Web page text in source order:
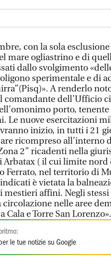
con la sola
mare ogliastrino e di
dallo svolgimento
sperimentale e di
A renderlo
comandante dell’Ufficio
porto, tenente
Le nuove esercitazioni
inizio, in tutti i 21
ricompreso all’interno
2” ricadenti nella
( il cui limite nord
Ferrato, nel territorio di
è vietata la
mestieri affini. Negli
nelle aree
Cala e Torre San Lorenzo».
le tue notizie su Google